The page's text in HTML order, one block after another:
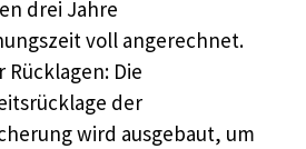
drei Jahre
voll angerechnet.
Die
der
wird ausgebaut, um